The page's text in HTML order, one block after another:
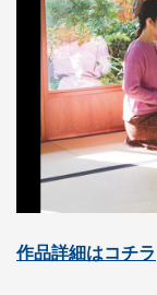
作品詳細はコチラ